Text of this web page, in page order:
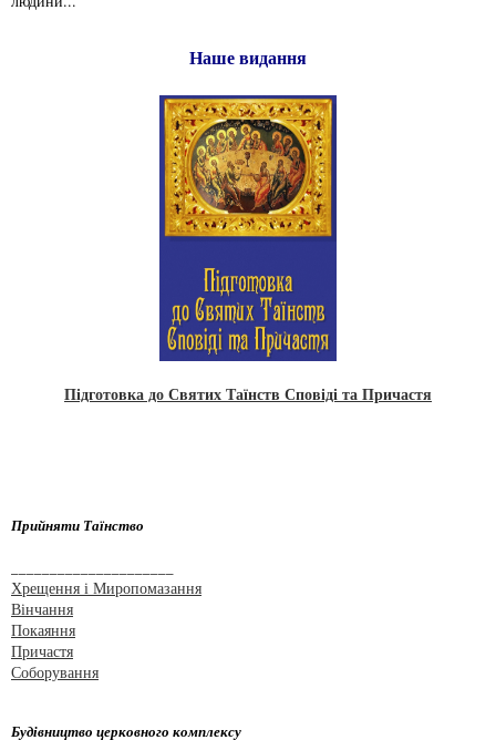
Наше видання
Підготовка до Святих Таїнств Сповіді та Причастя
Прийняти Таїнство
Хрещення і Миропомазання
Вінчання
Покаяння
Причастя
Соборування
Будівництво церковного комплексу